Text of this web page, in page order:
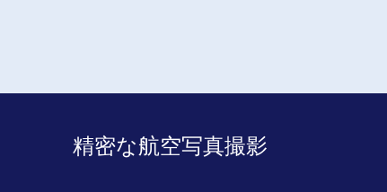
精密な航空写真撮影